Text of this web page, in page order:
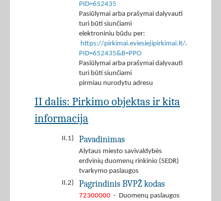
PID=652435
Pasiūlymai arba prašymai dalyvauti
turi būti siunčiami
elektroniniu būdu per:
https://pirkimai.eviesiejipirkimai.lt/app/rfq/
PID=652435&B=PPO
Pasiūlymai arba prašymai dalyvauti
turi būti siunčiami
pirmiau nurodytu adresu
II dalis: Pirkimo objektas ir kita
informacija
II.1) Pavadinimas
Alytaus miesto savivaldybės
erdvinių duomenų rinkinio (SEDR)
tvarkymo paslaugos
II.2)
Pagrindinis BVPŽ kodas
72300000 - Duomenų paslaugos